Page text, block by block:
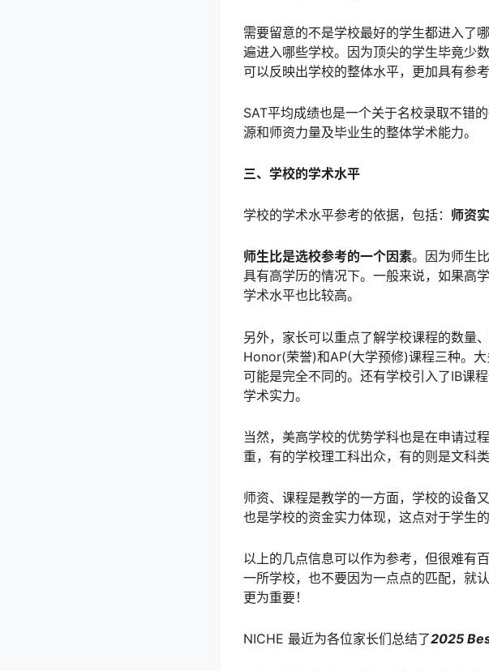
需要留意的不是学校最好的学生都进入了
遍进入哪些学校。因为顶尖的学生毕竟少
可以反映出学校的整体水平，更加具有参
SAT平均成绩也是一个关于名校录取不错
源和师资力量及毕业生的整体学术能力。
三、学校的学术水平
学校的学术水平参考的依据，包括： 师资
师生比是选校参考的一个因素。因为师生
具有高学历的情况下。一般来说，如果高
学术水平也比较高。
另外，家长可以重点了解学校课程的数量
Honor(荣誉)和AP(大学预修)课程三种。
可能是完全不同的。还有学校引入了IB课
学术实力。
当然，美高学校的优势学科也是在申请过
重，有的学校理工科出众，有的则是文科类
师资、课程是教学的一方面，学校的设备
也是学校的资金实力体现，这点对于学生
以上的几点信息可以作为参考，但很难有
一所学校，也不要因为一点点的匹配，就
更为重要！
NICHE 最近为各位家长们总结了2025